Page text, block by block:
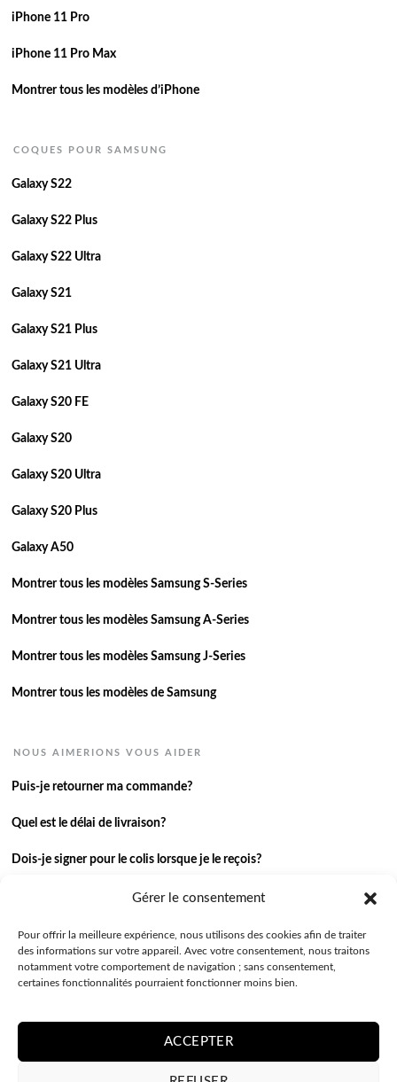
Gérer le consentement
Pour offrir la meilleure expérience, nous utilisons des cookies afin de traiter
des informations sur votre appareil. Avec votre consentement, nous traitons
notamment votre comportement de navigation ; sans consentement,
certaines fonctionnalités pourraient fonctionner moins bien.
ACCEPTER
iPhone 11 Pro
iPhone 11 Pro Max
Montrer tous les modèles d’iPhone
COQUES POUR SAMSUNG
Galaxy S22
Galaxy S22 Plus
Galaxy S22 Ultra
Galaxy S21
Galaxy S21 Plus
Galaxy S21 Ultra
Galaxy S20 FE
Galaxy S20
Galaxy S20 Ultra
Galaxy S20 Plus
Galaxy A50
Montrer tous les modèles Samsung S-Series
Montrer tous les modèles Samsung A-Series
Montrer tous les modèles Samsung J-Series
Montrer tous les modèles de Samsung
NOUS AIMERIONS VOUS AIDER
Puis-je retourner ma commande?
Quel est le délai de livraison?
Dois-je signer pour le colis lorsque je le reçois?
Je n’ai pas reçu ma commande.
J’ai une autre question.
Contactez-nous